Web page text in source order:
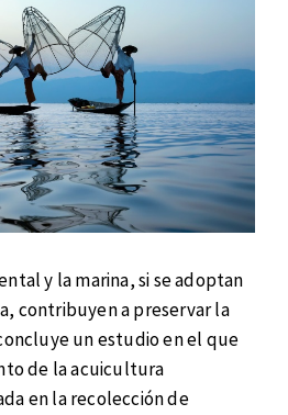
y la marina, si se adoptan
contribuyen a preservar la
un estudio en el que
de la acuicultura
en la recolección de